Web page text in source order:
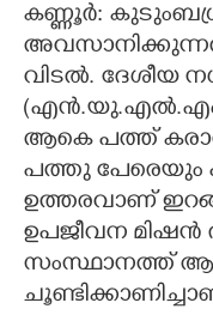
CARTOONS
LITERATURE
ZOOM
CONTACT US
കണ്ണൂർ:
വിടൽ. ദേശീയ
(എൻ.യു.എൽ.എം)
ആകെ പത്ത്
പത്തു പേരെയും
ഉത്തരവാണ്
ഉപജീവന മിഷൻ
സംസ്ഥാനത്ത്